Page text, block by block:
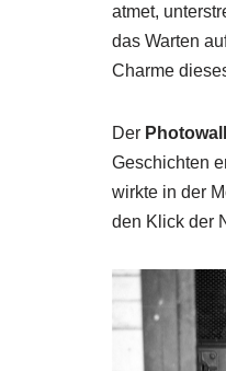
atmet,
das Warten
Charme
Der
Geschichten
wirkte in der
den Klick der